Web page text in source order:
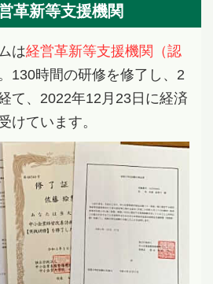
革新等支援機関
は経営革新等支援機関（認
130時間の研修を修了し、2
て、2022年12月23日に経済
けています。